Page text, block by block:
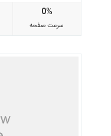
0%
سرعت صفحه